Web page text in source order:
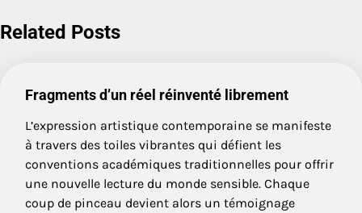
Related Posts
Fragments d’un réel réinventé librement
L’expression artistique contemporaine se manifeste
à travers des toiles vibrantes qui défient les
conventions académiques traditionnelles pour offrir
une nouvelle lecture du monde sensible. Chaque
coup de pinceau devient alors un témoignage